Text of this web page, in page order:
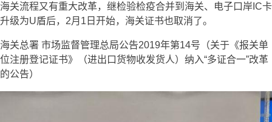
海关流程又有重大改革，继检验检疫合并到海关、电子口岸IC卡
升级为U盾后，2月1日开始，海关证书也取消了。
海关总署 市场监督管理总局公告2019年第14号（关于《报关单
位注册登记证书》（进出口货物收发货人）纳入“多证合一”改革
的公告）